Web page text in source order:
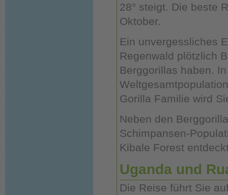
28° steigt. Die beste
Oktober.
Ein unvergessliches
Regenwald plötzlich
Berggorillas haben.
Gorilla Familie wird
Neben den
Schimpansen-
Kibale Forest
Uganda und
Die Reise führt Sie